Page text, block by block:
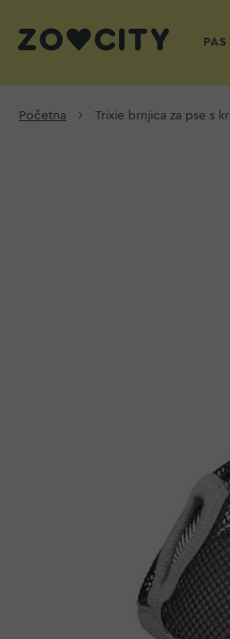
PAS
Početna Trixie brnjica za pse s